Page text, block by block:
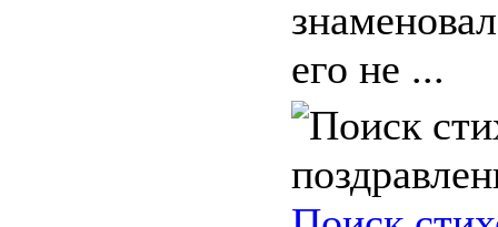
его не ...